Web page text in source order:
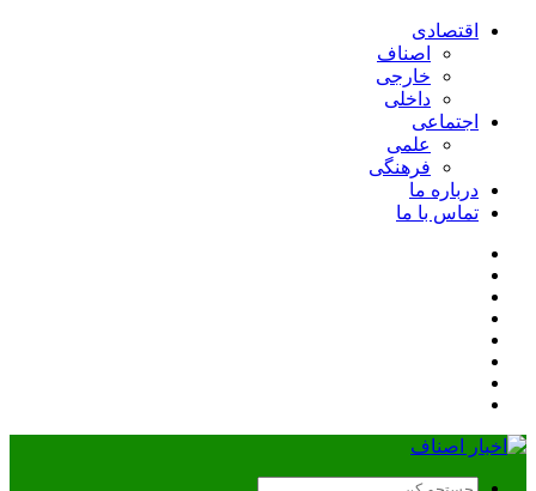
اقتصادی
اصناف
خارجی
داخلی
اجتماعی
علمی
فرهنگی
درباره ما
تماس با ما